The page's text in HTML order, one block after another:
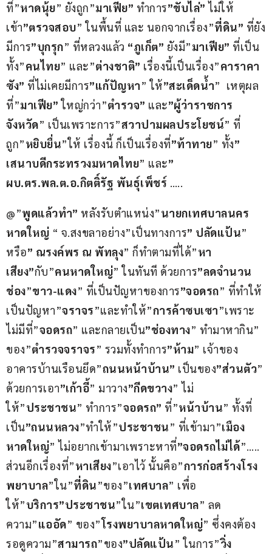
ที่”หาดนุ้ย” ยังถูก”มาเฟีย” ทำการ”ขับไล่” ไม่ให้
เข้า”ตรวจสอบ” ในพื้นที่ และ นอกจากเรื่อง”ที่ดิน” ที่ยัง
มีการ”บุกรุก” ที่หลวงแล้ว “ภูเก็ต” ยังมี”มาเฟีย” ที่เป็น
ทั้ง”คนไทย” และ”ต่างชาติ” เรื่องนี้เป็นเรื่อง”คาราคา
ซัง” ที่ไม่เคยมีการ”แก้ปัญหา” ให้”สะเด็ดน้ำ”  เหตุผล
ที่”มาเฟีย” ใหญ่กว่า”ตำรวจ” และ”ผู้ว่าราชการ
จังหวัด” เป็นเพราะการ”สวาปามผลประโยชน์” ที่
ถูก”หยิบยื่น”ให้ เรื่องนี้ ก็เป็นเรื่องที่”ท้าทาย” ทั้ง”
เสนาบดีกระทรวงมหาดไทย” และ”
ผบ.ตร.พล.ต.อ.กิตติ์รัฐ พันธุ์เพ็ชร์ …..
@”พูดแล้วทำ” หลังรับตำแหน่ง”นายกเทศบาลนคร
หาดใหญ่ “ จ.สงขลาอย่าง”เป็นทางการ” ปลัดแป้น”
หรือ” ณรงค์พร ณ พัทลุง” ก็ทำตามที่ได้”หา
เสียง”กับ”คนหาดใหญ่” ในทันที ด้วยการ”ลดจำนวน
ช่อง”ขาว-แดง” ที่เป็นปัญหาของการ”จอดรถ” ที่ทำให้
เป็นปัญหา”จราจร”และทำให้”การค้าซบเซา”เพราะ
ไม่มีที่”จอดรถ” และกลายเป็น”ช่องทาง” ทำมาหากิน”
ของ”ตำรวจจราจร” รวมทั้งทำการ”ห้าม” เจ้าของ
อาคารบ้านเรือนยึด”ถนนหน้าบ้าน” เป็นของ”ส่วนตัว”
ด้วยการเอา”เก้าอี้” มาวาง”กีดขวาง” ไม่
ให้”ประชาชน” ทำการ”จอดรถ” ที่”หน้าบ้าน” ทั้งที่
เป็น”ถนนหลวง”ทำให้”ประชาชน” ที่เข้ามา”เมือง
หาดใหญ่” ไม่อยากเข้ามาเพราะหาที่”จอดรถไม่ได้”…..
ส่วนอีกเรื่องที่”หาเสียง”เอาไว้ นั้นคือ”การก่อสร้างโรง
พยาบาล”ใน”ที่ดิน”ของ”เทศบาล” เพื่อ
ให้”บริการ”ประชาชน”ใน”เขตเทศบาล” ลด
ความ”แออัด” ของ”โรงพยาบาลหาดใหญ่” ซึ่งคงต้อง
รอดูความ”สามารถ”ของ”ปลัดแป้น” ในการ”วิ่ง